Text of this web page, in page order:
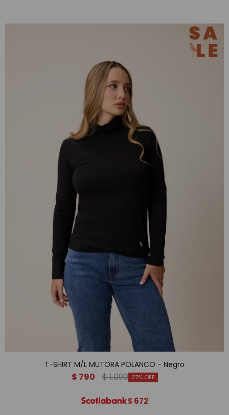
T-SHIRT M/L MUTORA POLANCO - Negro
$ 790 $1.090 27
$ 672